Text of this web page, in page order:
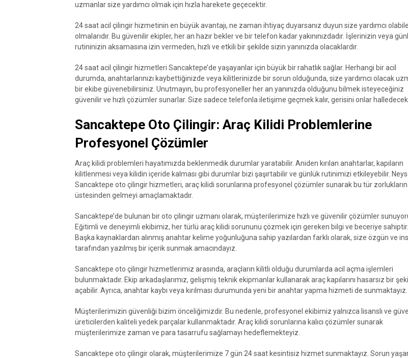
uzmanlar size yardımcı olmak için hızla harekete geçecektir.
24 saat acil çilingir hizmetinin en büyük avantajı, ne zaman ihtiyaç duyarsanız duyun size yardımcı
olmalarıdır. Bu güvenilir ekipler, her an hazır bekler ve bir telefon kadar yakınınızdadır. İşlerinizin veya
rutininizin aksamasına izin vermeden, hızlı ve etkili bir şekilde sizin yanınızda olacaklardır.
24 saat acil çilingir hizmetleri Sancaktepe’de yaşayanlar için büyük bir rahatlık sağlar. Herhangi bir acil
durumda, anahtarlarınızı kaybettiğinizde veya kilitlerinizde bir sorun olduğunda, size yardımcı olacak
bir ekibe güvenebilirsiniz. Unutmayın, bu profesyoneller her an yanınızda olduğunu bilmek isteyeceğiniz
güvenilir ve hızlı çözümler sunarlar. Size sadece telefonla iletişime geçmek kalır, gerisini onlar
Sancaktepe Oto Çilingir: Araç Kilidi Problemlerine
Profesyonel Çözümler
Araç kilidi problemleri hayatımızda beklenmedik durumlar yaratabilir. Aniden kırılan anahtarlar, kapıların
kilitlenmesi veya kilidin içeride kalması gibi durumlar bizi şaşırtabilir ve günlük rutinimizi etkileyebilir.
Sancaktepe oto çilingir hizmetleri, araç kilidi sorunlarına profesyonel çözümler sunarak bu tür zorlukların
üstesinden gelmeyi amaçlamaktadır.
Sancaktepe’de bulunan bir oto çilingir uzmanı olarak, müşterilerimize hızlı ve güvenilir çözümler
Eğitimli ve deneyimli ekibimiz, her türlü araç kilidi sorununu çözmek için gereken bilgi ve beceriye sahiptir.
Başka kaynaklardan alınmış anahtar kelime yoğunluğuna sahip yazılardan farklı olarak, size özgün ve
tarafından yazılmış bir içerik sunmak amacındayız.
Sancaktepe oto çilingir hizmetlerimiz arasında, araçların kilitli olduğu durumlarda acil açma işlemleri
bulunmaktadır. Ekip arkadaşlarımız, gelişmiş teknik ekipmanlar kullanarak araç kapılarını hasarsız bir
açabilir. Ayrıca, anahtar kaybı veya kırılması durumunda yeni bir anahtar yapma hizmeti de sunmaktayız.
Müşterilerimizin güvenliği bizim önceliğimizdir. Bu nedenle, profesyonel ekibimiz yalnızca lisanslı ve
üreticilerden kaliteli yedek parçalar kullanmaktadır. Araç kilidi sorunlarına kalıcı çözümler sunarak
müşterilerimize zaman ve para tasarrufu sağlamayı hedeflemekteyiz.
Sancaktepe oto çilingir olarak, müşterilerimize 7 gün 24 saat kesintisiz hizmet sunmaktayız. Sorun